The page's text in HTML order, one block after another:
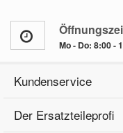
Mo - Do: 8:00 -
Kundenservice
Der Ersatzteileprofi